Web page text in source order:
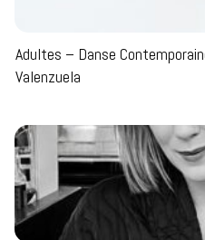
Adultes – Danse
Valenzuela